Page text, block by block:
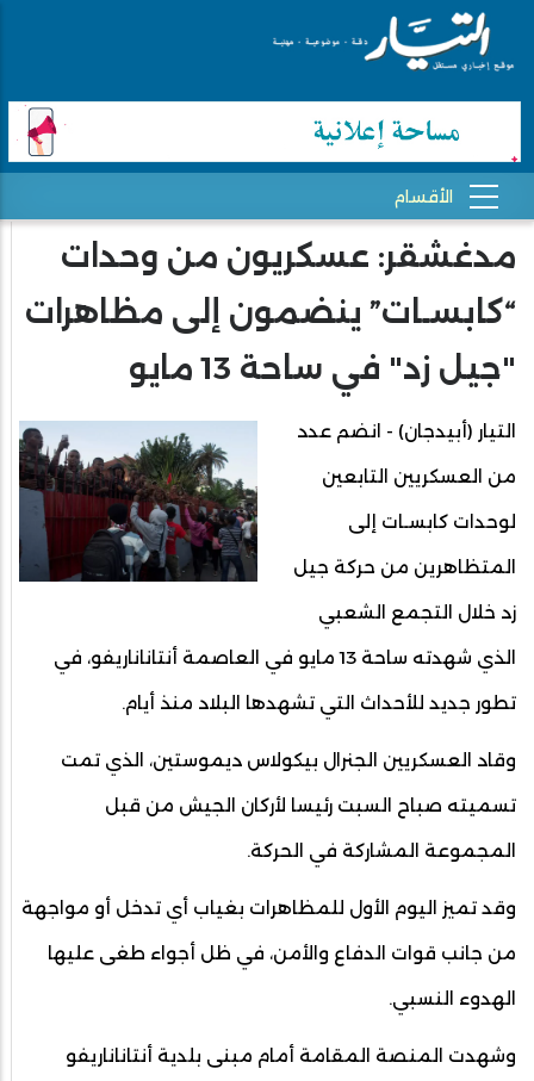
مدغشقر: عسكريون من وحدات
“كابسـات” ينضمون إلى مظاهرات
"جيل زد" في ساحة 13 مايو
التيار (أبيدجان) - انضم عدد
من العسكريين التابعين
لوحدات كابسـات إلى
المتظاهرين من حركة جيل
زد خلال التجمع الشعبي
الذي شهدته ساحة 13 مايو في العاصمة أنتاناناريفو، في
تطور جديد للأحداث التي تشهدها البلاد منذ أيام.
وقاد العسكريين الجنرال بيكولاس ديموستين، الذي تمت
تسميته صباح السبت رئيسا لأركان الجيش من قبل
المجموعة المشاركة في الحركة.
وقد تميز اليوم الأول للمظاهرات بغياب أي تدخل أو مواجهة
من جانب قوات الدفاع والأمن، في ظل أجواء طغى عليها
الهدوء النسبي.
وشهدت المنصة المقامة أمام مبنى بلدية أنتاناناريفو